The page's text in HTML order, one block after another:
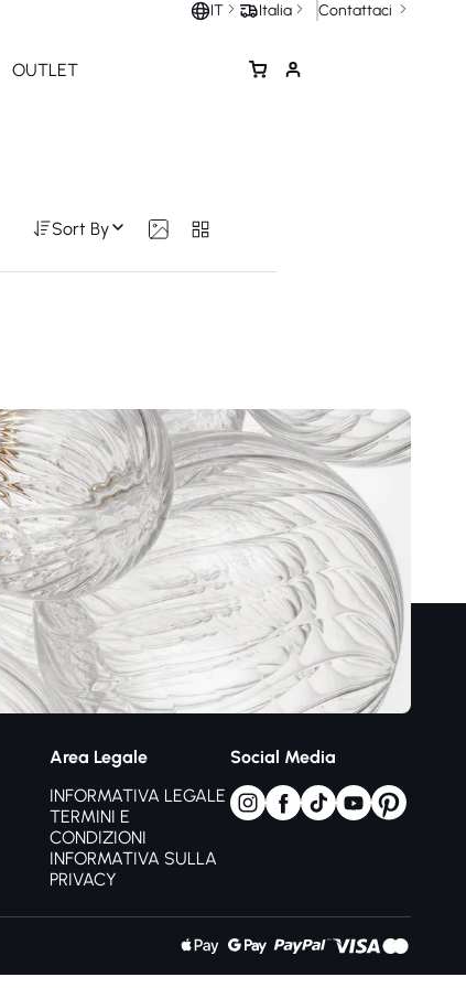
IT Italia Contattaci
OUTLET
Sort By
Area Legale
INFORMATIVA LEGALE
TERMINI E
CONDIZIONI
INFORMATIVA SULLA
PRIVACY
Social Media